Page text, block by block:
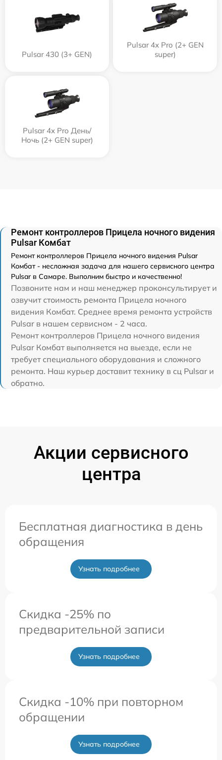
Pulsar 430 (3+ GEN)
Pulsar 4x Pro (2+ GEN
super)
Pulsar 4x Pro День/
Ночь (2+ GEN super)
Ремонт контроллеров Прицела ночного видения
Pulsar Комбат
Ремонт контроллеров Прицела ночного видения Pulsar
Комбат - несложная задача для нашего сервисного центра
Pulsar в Самаре. Выполним быстро и качественно!
Позвоните нам и наш менеджер проконсультирует и
озвучит стоимость ремонта Прицела ночного
видения Комбат. Среднее время ремонта устройств
Pulsar в нашем сервисном - 2 часа.
Ремонт контроллеров Прицела ночного видения
Pulsar Комбат выполняется на выезде, если не
требует специального оборудования и сложного
ремонта. Наш курьер доставит технику в сц Pulsar и
обратно.
Акции сервисного
центра
Бесплатная диагностика в день
обращения
Узнать подробнее
Скидка -25% по
предварительной записи
Узнать подробнее
Скидка -10% при повторном
обращении
Узнать подробнее